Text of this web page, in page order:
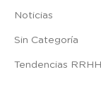
Noticias
Sin Categoría
Tendencias RRHH